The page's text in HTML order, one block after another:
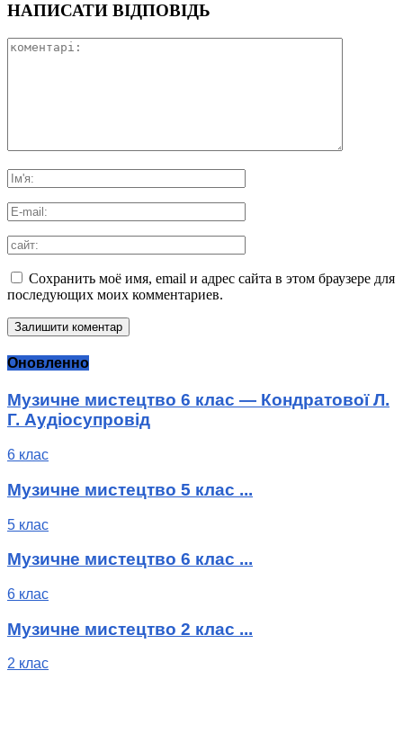
НАПИСАТИ ВІДПОВІДЬ
Сохранить моё имя, email и адрес сайта в этом браузере для
последующих моих комментариев.
Оновленно
Музичне мистецтво 6 клас — Кондратової Л.
Г. Аудіосупровід
6 клас
Музичне мистецтво 5 клас ...
5 клас
Музичне мистецтво 6 клас ...
6 клас
Музичне мистецтво 2 клас ...
2 клас